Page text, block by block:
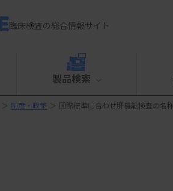
臨床検査の総合情報サイト
製品検索
＞ 制度・政策 ＞ 国際標準に合わせ肝機能検査の